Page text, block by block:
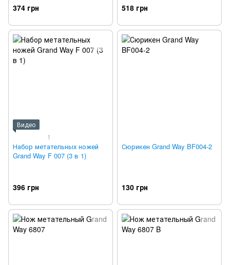
374 грн 518 грн
Видео
1
Набор метательных ножей
Grand Way F 007 (3 в 1)
396 грн
Сюрикен Grand Way BF004-2
130 грн